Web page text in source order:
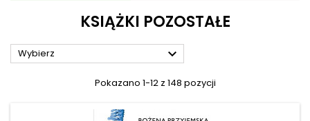
KSIĄŻKI POZOSTAŁE
Wybierz 
Pokazano 1-12 z 148 pozycji